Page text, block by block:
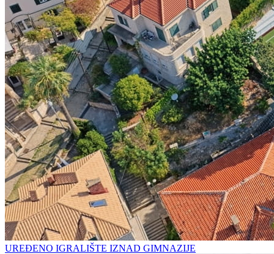
UREĐENO IGRALIŠTE IZNAD GIMNAZIJE